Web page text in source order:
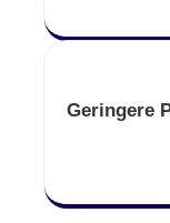
Geringere